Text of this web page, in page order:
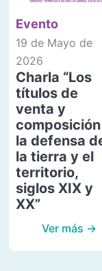
Evento
19 de Mayo de
2026
Charla “Los
títulos de
venta y
la defensa
la tierra y el
territorio,
siglos XIX y
XX”
Ver más →